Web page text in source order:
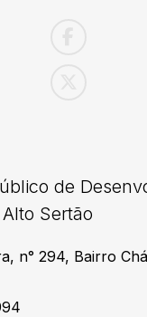
de
Sertão
n° 294, Bairro